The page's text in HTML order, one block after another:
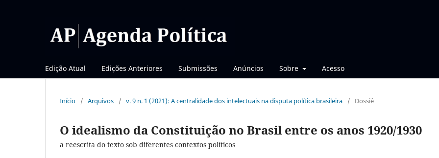
Edição Atual Edições Anteriores Submissões Anúncios Sobre Acesso
Início / Arquivos / v. 9 n. 1 (2021): A centralidade dos intelectuais na disputa política brasileira / Dossiê
O idealismo da Constituição no Brasil entre os anos 1920/1930
a reescrita do texto sob diferentes contextos políticos